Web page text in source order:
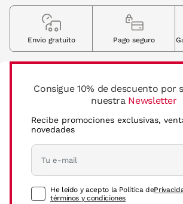
Consigue 10% de descuento por
nuestra Newsletter
Recibe promociones exclusivas,
novedades
He leído y acepto la Política de
términos y condiciones
Envio gratuito Pago seguro